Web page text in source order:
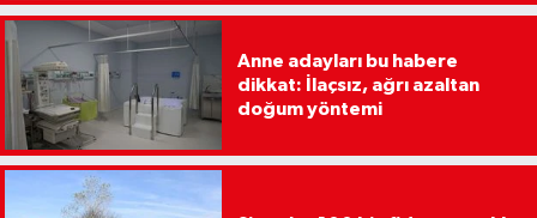
Anne adayları bu habere
dikkat: İlaçsız, ağrı azaltan
doğum yöntemi